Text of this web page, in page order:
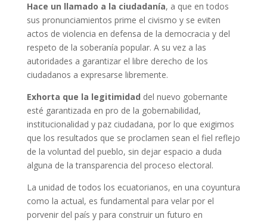
Hace un llamado a la ciudadanía, a que en todos
sus pronunciamientos prime el civismo y se eviten
actos de violencia en defensa de la democracia y del
respeto de la soberanía popular. A su vez a las
autoridades a garantizar el libre derecho de los
ciudadanos a expresarse libremente.
Exhorta que la legitimidad del nuevo gobernante
esté garantizada en pro de la gobernabilidad,
institucionalidad y paz ciudadana, por lo que exigimos
que los resultados que se proclamen sean el fiel reflejo
de la voluntad del pueblo, sin dejar espacio a duda
alguna de la transparencia del proceso electoral.
La unidad de todos los ecuatorianos, en una coyuntura
como la actual, es fundamental para velar por el
porvenir del país y para construir un futuro en